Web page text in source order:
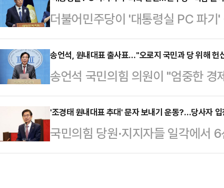
배의 직접적인 원인이라는 데 이견
수'라는 신화가 깨진…
린 고별 기자간담회에서 "원내대표
겠다고 국민 앞에 다짐했고, 그걸
열 정권과 치열하게 싸웠다. 그 덕
한민국이 열렸다"며 이같이 밝혔다
남는 일은 당연…
더불어민주당이 '대통령실 PC 파
석 전 대통령실 비서실장을 향해 "
주당 수석대변인은 12일 국회 소통
장이 대통령실 PC 파기 등을 지시
산(대통령실)은 단순 실수가 아닌
였다는 정황이 드러난 것"이라고
비서실장과 윤재순 전 대통령실 총
무집행방해·공용물…
송언석, 원내대표 출사표…"오로지 국민과 당 위해 헌
송언석 국민의힘 의원이 "엄중한
을 해결하고 당의 혼란을 극복하기
다"며 원내대표 선거에 출사표를
원내대표 출마 기자회견을 열어 "
잃었다"며 "황망한 계엄과 대통령
'조경태 원내대표 추대' 문자 보내기 운동?…당사자 입
국민의힘 당원·지지자들 일각에서
대해달라는 문자 메시지를 국민의